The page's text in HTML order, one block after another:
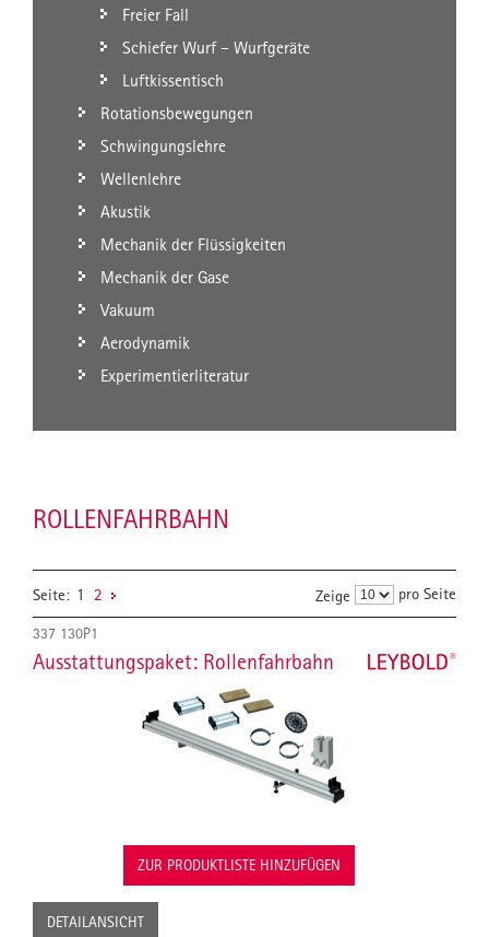
Freier Fall
Schiefer Wurf – Wurfgeräte
Luftkissentisch
Rotationsbewegungen
Schwingungslehre
Wellenlehre
Akustik
Mechanik der Flüssigkeiten
Mechanik der Gase
Vakuum
Aerodynamik
Experimentierliteratur
ROLLENFAHRBAHN
Seite: 1 2 Zeige pro Seite
337 130P1
Ausstattungspaket: Rollenfahrbahn
ZUR PRODUKTLISTE HINZUFÜGEN
DETAILANSICHT